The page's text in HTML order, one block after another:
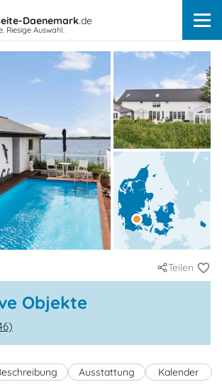
Daenemark.de
Riesige Auswahl.
Teilen
Objekte
Ausstattung Kalender